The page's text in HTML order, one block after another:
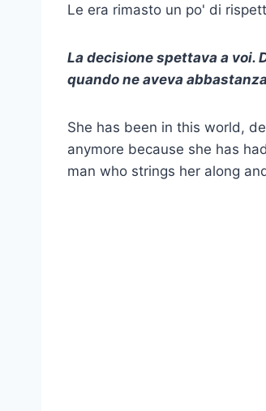
Le era rimasto un po' di
La decisione spettava a voi.
quando ne aveva
She has been in this world,
anymore because she has
man who strings her along